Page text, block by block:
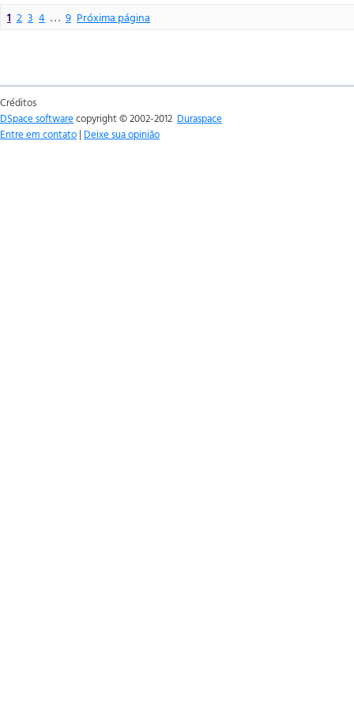
1 2 3 4 . . . 9 Próxima página
Créditos
DSpace softwarecopyright © 2002-2012 Duraspace
Entre em contato | Deixe sua opinião